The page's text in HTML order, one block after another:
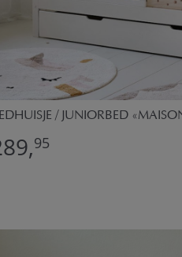
/ JUNIORBED
95